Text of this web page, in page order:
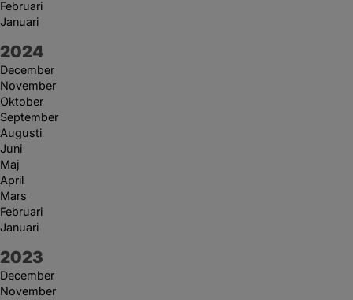
Februari
Januari
År:
2024
December
November
Oktober
September
Augusti
Juni
Maj
April
Mars
Februari
Januari
År:
2023
December
November